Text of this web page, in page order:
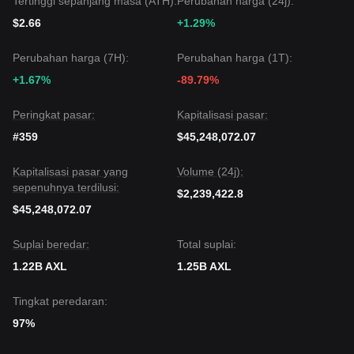
$2.66
+1.29%
Perubahan harga (7H):
+1.67%
Perubahan harga (1T):
-89.79%
Peringkat pasar:
#359
Kapitalisasi pasar:
$45,248,072.07
Kapitalisasi pasar yang
sepenuhnya terdilusi:
$45,248,072.07
Volume (24j):
$2,239,422.8
Suplai beredar:
1.22B AXL
Total suplai:
1.25B AXL
Tingkat peredaran:
97%